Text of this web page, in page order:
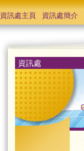
資訊處主頁 資訊處簡介
資訊處